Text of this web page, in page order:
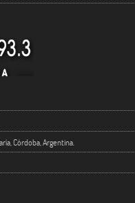
Córdoba, Argentina.